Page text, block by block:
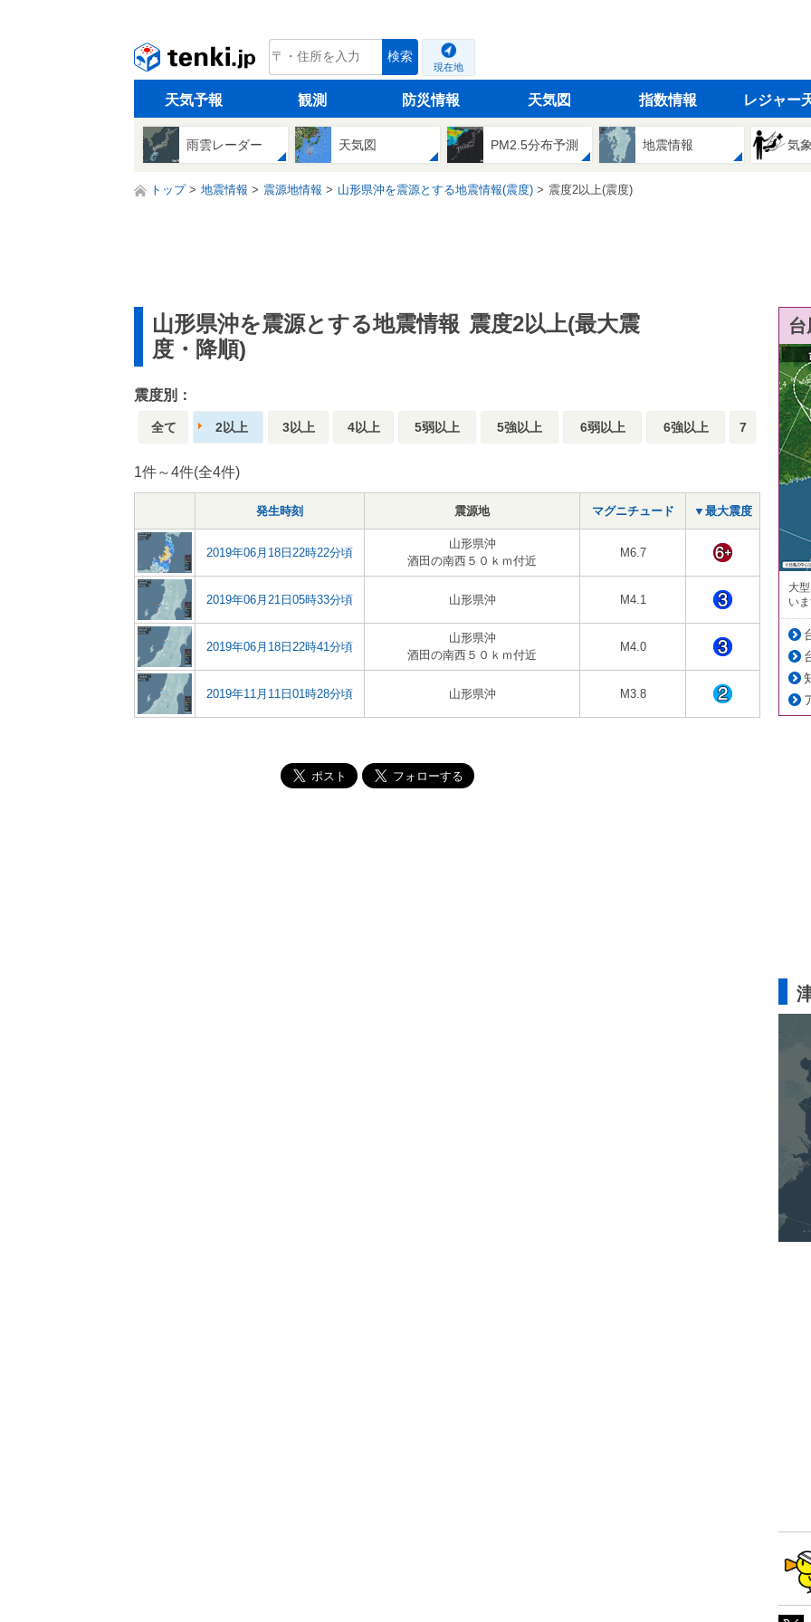
tenki.jp 検索
現在地
天気予報 観測 防災情報 天気図 指数情報 レジャー
雨雲レーダー 天気図 PM2.5分布予測 地震情報 気
トップ 地震情報 震源地情報 山形県沖を震源とする地震情報(震度) 震度2以上(震度)
山形県沖を震源とする地震情報 震度2以上(最大震
度・降順)
震度別：
全て 2以上 3以上 4以上 5弱以上 5強以上 6弱以上 6強以上 7
1件～4件(全4件)
発生時刻 震源地 マグニチュード ▼最大震度
2019年06月18日22時22分頃
山形県沖
酒田の南西５０ｋｍ付近
M6.7
2019年06月21日05時33分頃 山形県沖 M4.1
2019年06月18日22時41分頃
山形県沖
酒田の南西５０ｋｍ付近
M4.0
2019年11月11日01時28分頃 山形県沖 M3.8
大
い